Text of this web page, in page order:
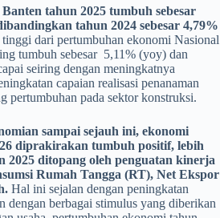
tahun 2025 tumbuh sebesar
tahun 2024 sebesar 4,79%
dari pertumbuhan ekonomi Nasional
tumbuh sebesar 5,11% (yoy) dan
seiring dengan meningkatnya
capaian realisasi penanaman
pertumbuhan pada sektor konstruksi.
sampai sejauh ini, ekonomi
diprakirakan tumbuh positif, lebih
2025 ditopang oleh penguatan kinerja
Rumah Tangga (RT), Net Ekspor
Hal ini sejalan dengan peningkatan
dengan berbagai stimulus yang diberikan